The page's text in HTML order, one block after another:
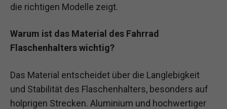
die richtigen Modelle zeigt.
Warum ist das Material des Fahrrad
Flaschenhalters wichtig?
Das Material entscheidet über die Langlebigkeit
und Stabilität des Flaschenhalters, besonders auf
holprigen Strecken. Aluminium und hochwertiger